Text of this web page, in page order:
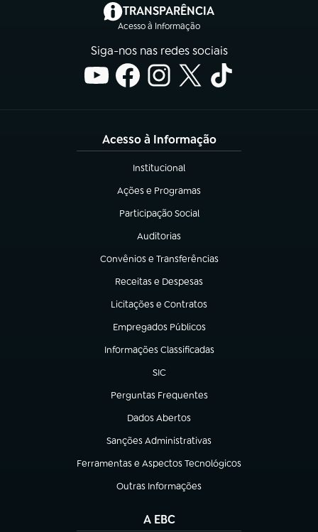
TRANSPARÊNCIA
Acesso à Informação
(abre em nova aba)
Siga-nos nas redes sociais
Acesso à Informação
Institucional
(abre em nova aba)
Ações e Programas
(abre em nova aba)
Participação Social
(abre em nova aba)
Auditorias
(abre em nova aba)
Convênios e Transferências
(abre em nova aba)
Receitas e Despesas
(abre em nova aba)
Licitações e Contratos
(abre em nova aba)
Empregados Públicos
(abre em nova aba)
Informações Classificadas
(abre em nova aba)
SIC
(abre em nova aba)
Perguntas Frequentes
(abre em nova aba)
Dados Abertos
(abre em nova aba)
Sanções Administrativas
(abre em nova aba)
Ferramentas e Aspectos Tecnológicos
(abre em nova aba)
Outras Informações
(abre em nova aba)
A EBC